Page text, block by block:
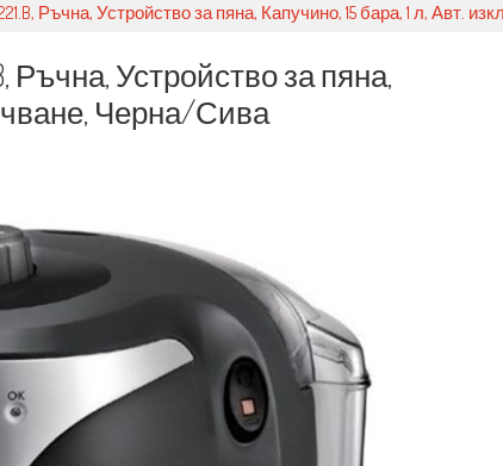
Ръчна, Устройство за пяна, Капучино, 15 бара, 1 л, Авт.
Ръчна, Устройство за пяна,
Черна/Сива